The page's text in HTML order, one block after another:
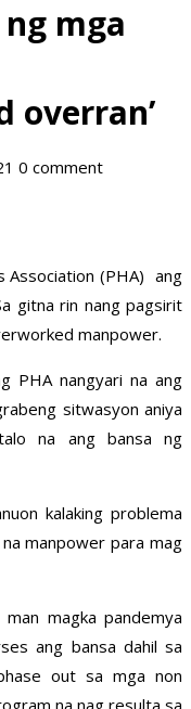
mga
overran’
0 comment
Association (PHA) ang
gitna rin nang pagsirit
manpower.
PHA nangyari na ang
sitwasyon aniya
na ang bansa ng
kalaking problema
manpower para mag
magka pandemya
ang bansa dahil sa
out sa mga non